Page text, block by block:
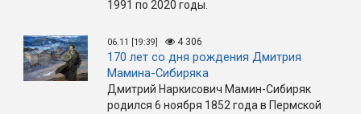
1991 по 2020 годы.
06.11 [19:39] 4 306
170 лет со дня рождения Дмитрия
Мамина-Сибиряка
Дмитрий Наркисович Мамин-Сибиряк
родился 6 ноября 1852 года в Пермской